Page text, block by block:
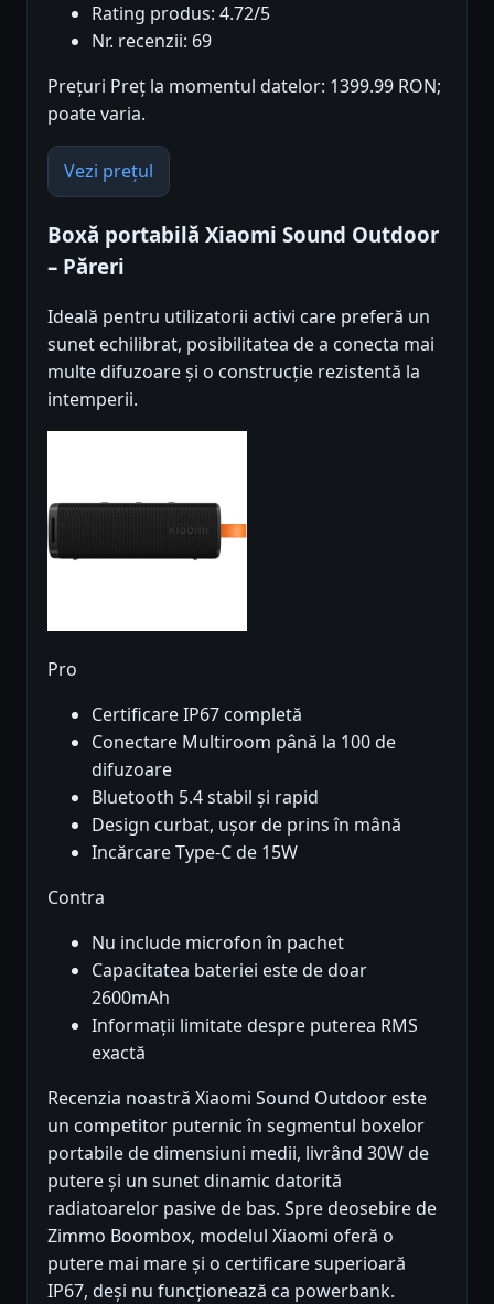
Rating produs: 4.72/5
Nr. recenzii: 69
Prețuri Preț la momentul datelor: 1399.99 RON;
poate varia.
Vezi prețul
Boxă portabilă Xiaomi Sound Outdoor
– Păreri
Ideală pentru utilizatorii activi care preferă un
sunet echilibrat, posibilitatea de a conecta mai
multe difuzoare și o construcție rezistentă la
intemperii.
Pro
Certificare IP67 completă
Conectare Multiroom până la 100 de
difuzoare
Bluetooth 5.4 stabil și rapid
Design curbat, ușor de prins în mână
Incărcare Type-C de 15W
Contra
Nu include microfon în pachet
Capacitatea bateriei este de doar
2600mAh
Informații limitate despre puterea RMS
exactă
Recenzia noastră Xiaomi Sound Outdoor este
un competitor puternic în segmentul boxelor
portabile de dimensiuni medii, livrând 30W de
putere și un sunet dinamic datorită
radiatoarelor pasive de bas. Spre deosebire de
Zimmo Boombox, modelul Xiaomi oferă o
putere mai mare și o certificare superioară
IP67, deși nu funcționează ca powerbank.